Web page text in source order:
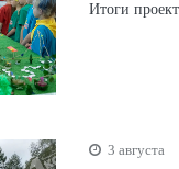
Итоги
3 августа